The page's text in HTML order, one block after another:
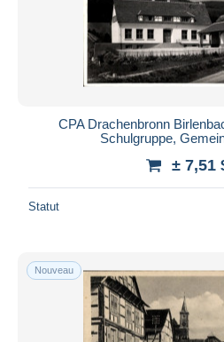
CPA Drachenbronn
Schulgruppe,
± 7,51
Statut
Nouveau